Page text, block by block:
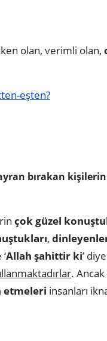
olan, verimli olan,
eşten?
bırakan
çok güzel
,
Allah şahittir ki’ diye
.
etmeleri insanları